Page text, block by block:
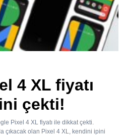
4 XL fiyatı
çekti!
Pixel 4 XL fiyatı ile dikkat çekti.
çıkacak olan Pixel 4 XL, kendini ipini